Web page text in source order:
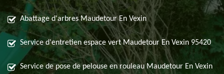
Abattage d'arbres Maudetour En Vexin
Service d'entretien espace vert Maudetour En Vexin 95420
Service de pose de pelouse en rouleau Maudetour En Vexin